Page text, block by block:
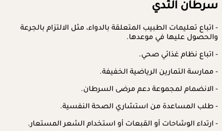
سرطان الثدي
- اتباع تعليمات الطبيب المتعلقة بالدواء، مثل الالتزام بالجرعة
والحصول عليها في موعدها.
- اتباع نظام غذائي صحي.
- ممارسة التمارين الرياضية الخفيفة.
- الانضمام لمجموعة دعم مرضى السرطان.
- طلب المساعدة من استشاري الصحة النفسية.
- ارتداء الوشاحات أو القبعات أو استخدام الشعر المستعار.